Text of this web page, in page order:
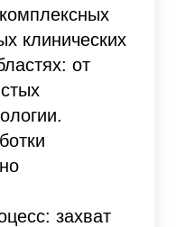
клинических
от
захват